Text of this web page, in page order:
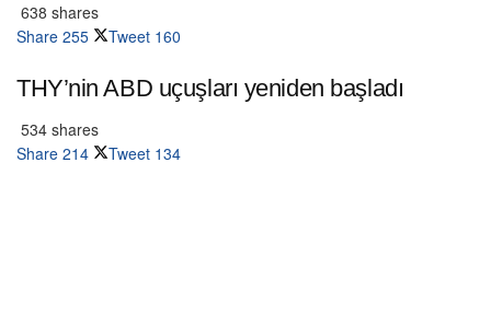
638 shares
Share 255 Tweet 160
THY’nin ABD uçuşları yeniden başladı
534 shares
Share 214 Tweet 134